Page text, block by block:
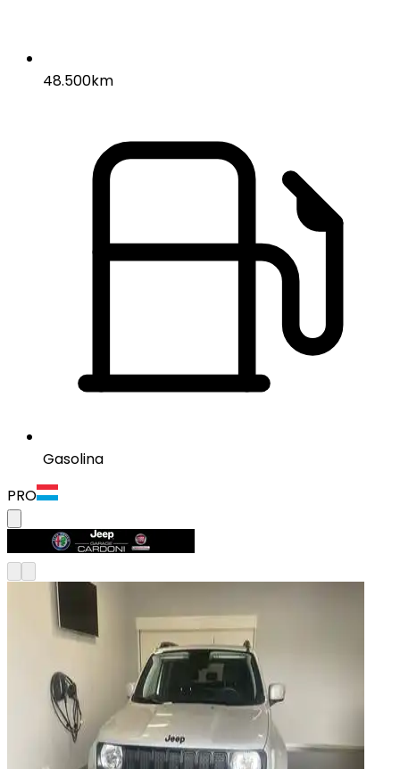
48.500km
Gasolina
PRO